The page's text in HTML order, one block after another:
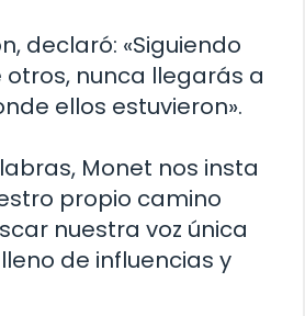
declaró: «Siguiendo
otros, nunca llegarás a
ellos estuvieron».
Monet nos insta
propio camino
nuestra voz única
de influencias y